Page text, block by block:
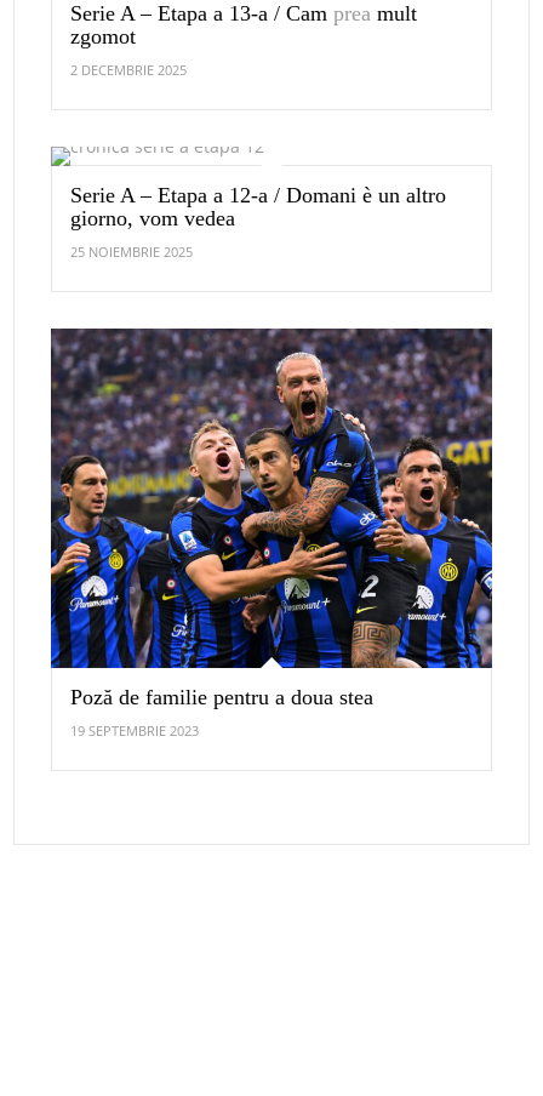
Serie A – Etapa a 13-a / Camprea mult
zgomot
2 DECEMBRIE 2025
Serie A – Etapa a 12-a / Domani è un altro
giorno, vom vedea
25 NOIEMBRIE 2025
Poză de familie pentru a doua stea
19 SEPTEMBRIE 2023